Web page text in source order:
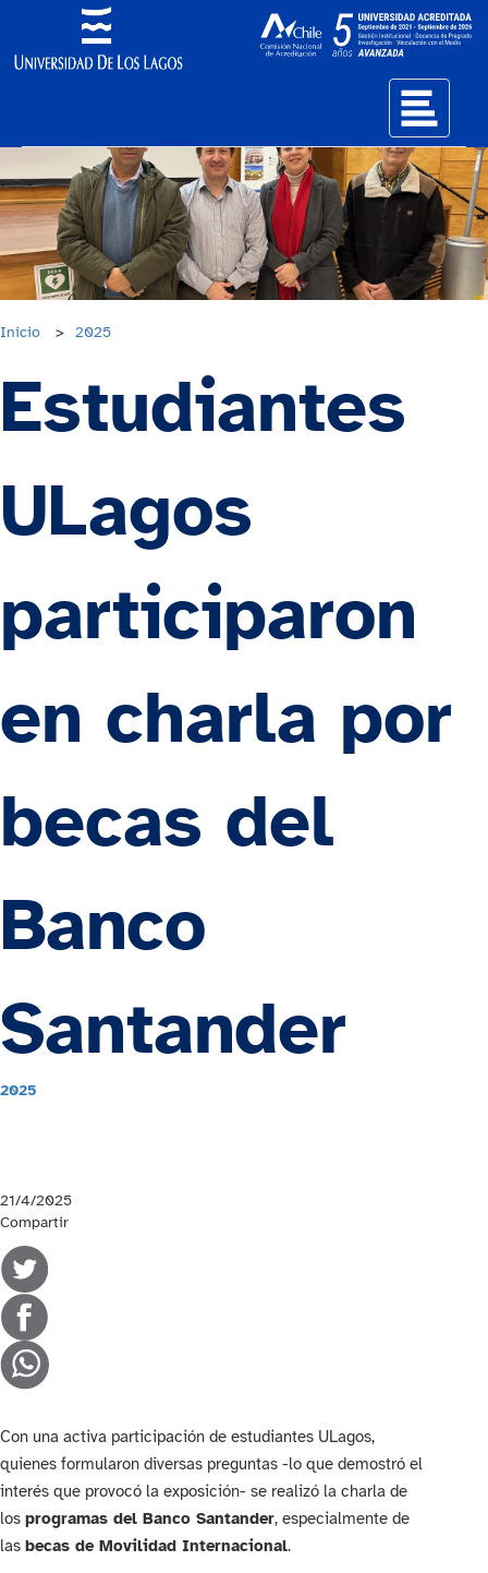
Inicio > 2025
Estudiantes
ULagos
participaron
en charla por
becas del
Banco
Santander
2025
21/4/2025
Compartir
Con una activa participación de estudiantes ULagos,
quienes formularon diversas preguntas -lo que demostró el
interés que provocó la exposición- se realizó la charla de
los programas del Banco Santander, especialmente de
las becas de Movilidad Internacional.